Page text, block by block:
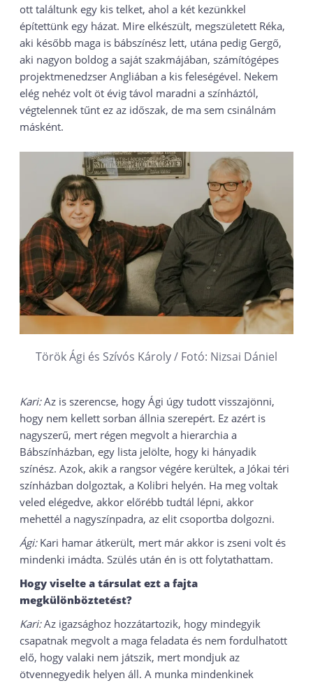
ott találtunk egy kis telket, ahol a két kezünkkel
építettünk egy házat. Mire elkészült, megszületett Réka,
aki később maga is bábszínész lett, utána pedig Gergő,
aki nagyon boldog a saját szakmájában, számítógépes
projektmenedzser Angliában a kis feleségével. Nekem
elég nehéz volt öt évig távol maradni a színháztól,
végtelennek tűnt ez az időszak, de ma sem csinálnám
másként.
Török Ági és Szívós Károly / Fotó: Nizsai Dániel
Kari:Az is szerencse, hogy Ági úgy tudott visszajönni,
hogy nem kellett sorban állnia szerepért. Ez azért is
nagyszerű, mert régen megvolt a hierarchia a
Bábszínházban, egy lista jelölte, hogy ki hányadik
színész. Azok, akik a rangsor végére kerültek, a Jókai téri
színházban dolgoztak, a Kolibri helyén. Ha meg voltak
veled elégedve, akkor előrébb tudtál lépni, akkor
mehettél a nagyszínpadra, az elit csoportba dolgozni.
Ági:Kari hamar átkerült, mert már akkor is zseni volt és
mindenki imádta. Szülés után én is ott folytathattam.
Hogy viselte a társulat ezt a fajta
megkülönböztetést?
Kari:Az igazsághoz hozzátartozik, hogy mindegyik
csapatnak megvolt a maga feladata és nem fordulhatott
elő, hogy valaki nem játszik, mert mondjuk az
ötvennegyedik helyen áll. A munka mindenkinek